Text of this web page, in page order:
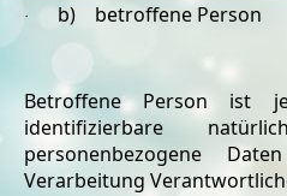
· b) betroffene Person
Betroffene Person ist
identifizierbare
personenbezogene
Verarbeitung